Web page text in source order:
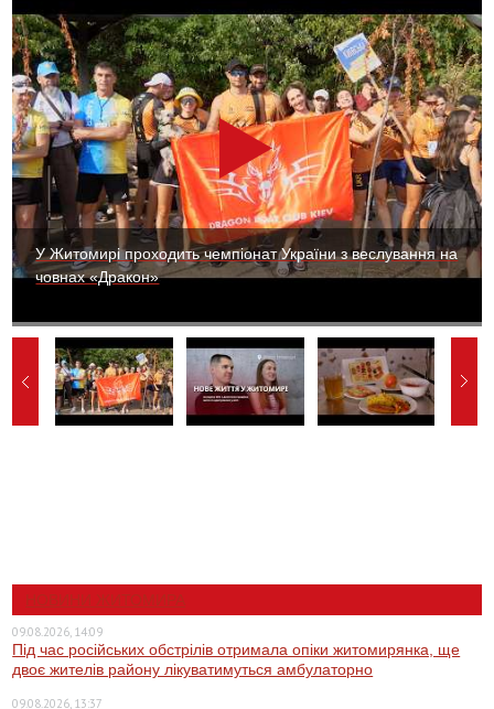
У Житомирі проходить чемпіонат України з веслування на
човнах «Дракон»
НОВИНИ ЖИТОМИРА
09.08.2026, 14:09
Під час російських обстрілів отримала опіки житомирянка, ще
двоє жителів району лікуватимуться амбулаторно
09.08.2026, 13:37